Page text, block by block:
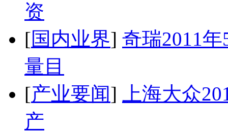
资
[国内业界] 奇瑞2011
量目
[产业要闻]
上海大众
产